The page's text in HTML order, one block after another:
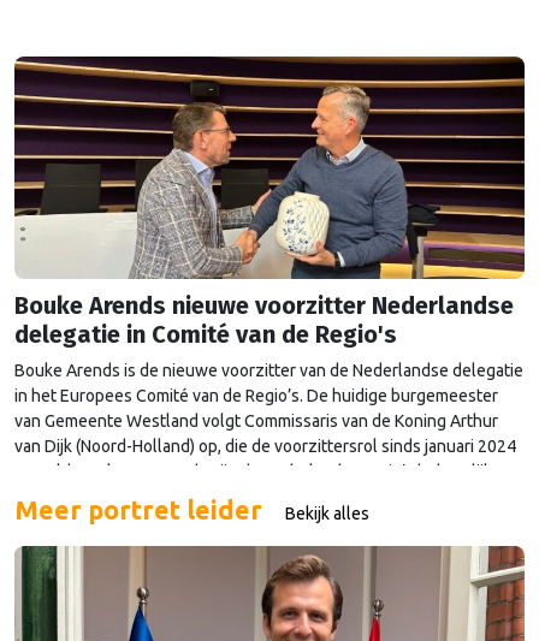
Bouke Arends nieuwe voorzitter Nederlandse
delegatie in Comité van de Regio's
Bouke Arends is de nieuwe voorzitter van de Nederlandse delegatie
in het Europees Comité van de Regio’s. De huidige burgemeester
van Gemeente Westland volgt Commissaris van de Koning Arthur
van Dijk (Noord-Holland) op, die de voorzittersrol sinds januari 2024
vervulde. Volgens Arends zijn de Nederlandse regio’s behoorlijk
succesvol in hun lobby in Brussel, en dat komt vooral omdat …
Continued
Meer portret leider Bekijk alles